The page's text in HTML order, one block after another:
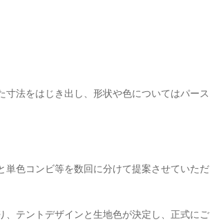
法をはじき出し、形状や色についてはパース
色コンビ等を数回に分けて提案させていただ
テントデザインと生地色が決定し、正式にご